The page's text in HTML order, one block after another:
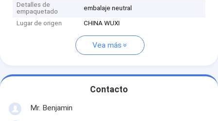
Detalles de
empaquetado
embalaje neutral
Lugar de origen CHINA WUXI
Vea más
Contacto
Mr. Benjamin